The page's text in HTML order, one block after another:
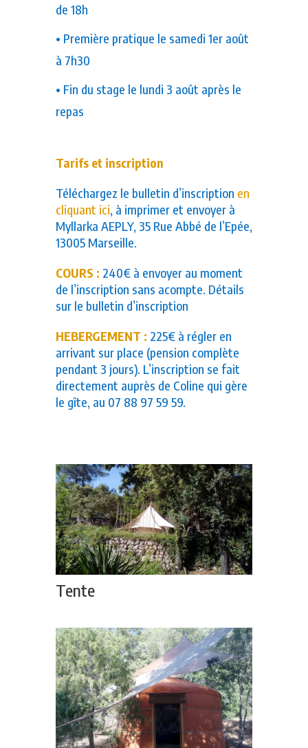
de 18h
• Première pratique le samedi 1er août
à 7h30
• Fin du stage le lundi 3 août après le
repas
Tarifs et inscription
Téléchargez le bulletin d’inscription en
cliquant ici, à imprimer et envoyer à
Myllarka AEPLY, 35 Rue Abbé de l’Epée,
13005 Marseille.
COURS : 240€ à envoyer au moment
de l’inscription sans acompte. Détails
sur le bulletin d’inscription
HEBERGEMENT : 225€ à régler en
arrivant sur place (pension complète
pendant 3 jours). L’inscription se fait
directement auprès de Coline qui gère
le gîte, au 07 88 97 59 59.
Tente